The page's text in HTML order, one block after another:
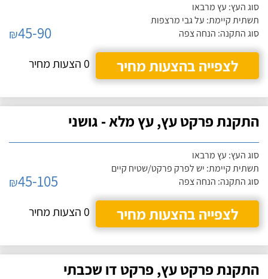
סוג העץ: עץ מרבאו
תשתית קיימת: על גבי מרצפות
סוג התקנה: הנחה צפה
₪45-90
לצפייה בהצעות מחיר
0 הצעות מחיר
התקנת פרקט עץ, עץ מלא - גושני
סוג העץ: עץ מרבאו
תשתית קיימת: יש לפרק פרקט/שטיח קיים
סוג התקנה: הנחה צפה
₪45-105
לצפייה בהצעות מחיר
0 הצעות מחיר
התקנת פרקט עץ, פרקט דו שכבתי